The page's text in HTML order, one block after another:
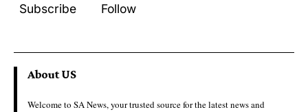
Subscribe
Follow
About US
Welcome to SA News, your trusted source for the latest news and